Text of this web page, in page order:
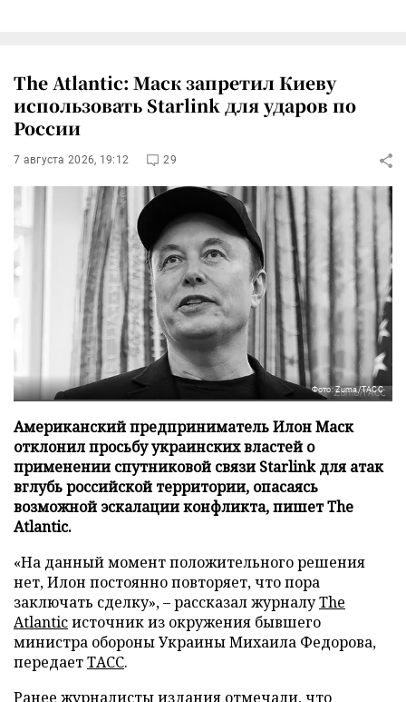
The Atlantic: Маск запретил Киеву
использовать Starlink для ударов по
России
7 августа 2026, 19:12 29
Фото: Zuma/ТАСС
Американский предприниматель Илон Маск
отклонил просьбу украинских властей о
применении спутниковой связи Starlink для атак
вглубь российской территории, опасаясь
возможной эскалации конфликта, пишет The
Atlantic.
«На данный момент положительного решения
нет, Илон постоянно повторяет, что пора
заключать сделку», – рассказал журналуThe
Atlanticисточник из окружения бывшего
министра обороны Украины Михаила Федорова,
передаетТАСС.
Ранее журналисты издания отмечали, что